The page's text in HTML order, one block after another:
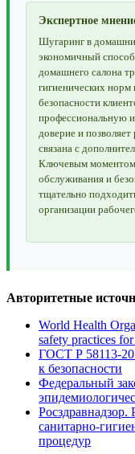
Экспертное
Шугаринг в
экономичный
домашнего салона
гигиенических норм
безопасности
профессиональную
доверие и
связана с
Ключевым моментом
обслуживания и
тщательно
организации
Авторитетные
World Health
safety practices
ГОСТ Р 58113-
к безопасности
Федеральный
Росздравнадзор.
санитарно-
процедур